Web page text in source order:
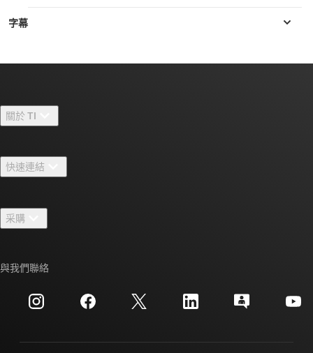
關於 TI
人才招募
新聞室
活動
投資人關系
快速連結
TI E2E™ 設計支援論壇
交互參考搜索
客戶支援中心
采購
訂購 FAQ
與我們聯絡